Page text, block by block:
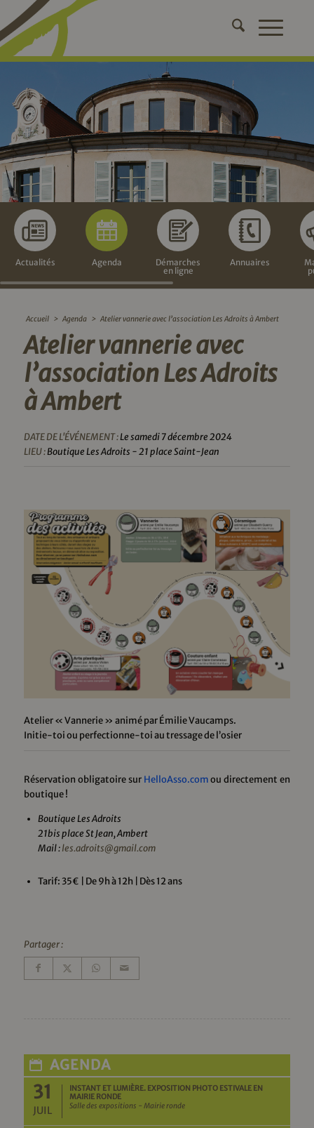
Actualités Agenda
Démarches
en ligne
Annuaires
Accueil > Agenda > Atelier vannerie avec l’association Les Adroits à Ambert
Atelier vannerie avec
l’association Les Adroits
à Ambert
DATE DE L'ÉVÉNEMENT :Le samedi 7 décembre 2024
LIEU :Boutique Les Adroits - 21 place Saint-Jean
Atelier « Vannerie » animé par Émilie Vaucamps.
Initie-toi ou perfectionne-toi au tressage de l’osier
Réservation obligatoire sur HelloAsso.com ou directement en
boutique !
Boutique Les Adroits
21bis place St Jean, Ambert
Mail :les.adroits@gmail.com
Tarif: 35€ | De 9h à 12h | Dès 12 ans
Partager :
AGENDA
31
JUIL
INSTANT ET LUMIÈRE. EXPOSITION PHOTO ESTIVALE EN
MAIRIE RONDE
Salle des expositions - Mairie ronde